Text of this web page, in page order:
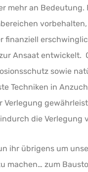
mehr an Bedeutung.
finanziell
Ansaat entwickelt.
sowie
Techniken in
Verlegung
die Verlegung
ihr übrigens um
machen… zum